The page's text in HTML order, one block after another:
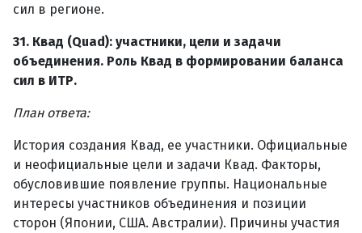
сил в регионе.
31. Квад (Quad): участники, цели и задачи
объединения. Роль Квад в формировании баланса
сил в ИТР.
План ответа:
История создания Квад, ее участники. Официальные
и неофициальные цели и задачи Квад. Факторы,
обусловившие появление группы. Национальные
интересы участников объединения и позиции
сторон (Японии, США. Австралии). Причины участия